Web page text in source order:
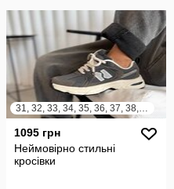
31, 32, 33, 34, 35, 36, 37, 38, 39, 40, 41
1095 грн
Неймовірно стильні
кросівки